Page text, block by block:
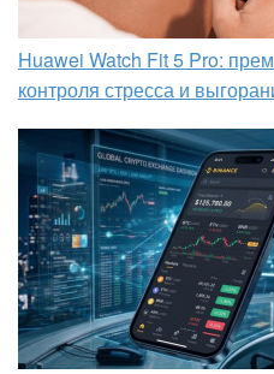
Huawei Watch Fit 5 Pro:
контроля стресса и